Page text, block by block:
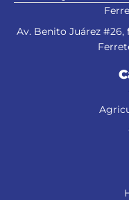
Av. Benito Juárez #26,